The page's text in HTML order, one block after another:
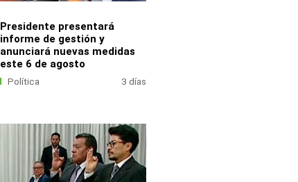
Presidente presentará
informe de gestión y
anunciará nuevas medidas
este 6 de agosto
Política 3 días